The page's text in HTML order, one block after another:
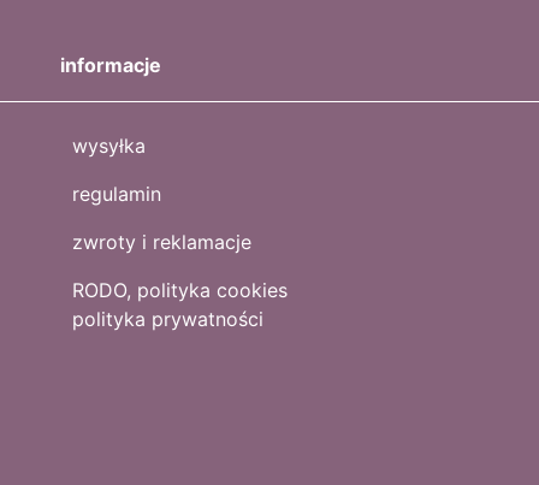
informacje
wysyłka
regulamin
zwroty i reklamacje
RODO, polityka cookies
polityka prywatności